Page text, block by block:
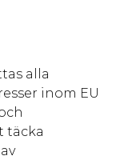
alla
inom EU
täcka